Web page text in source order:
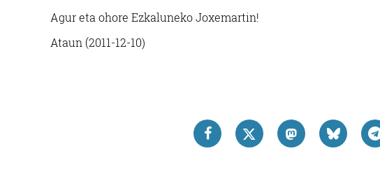
Agur eta ohore Ezkaluneko Joxemartin!
Ataun (2011-12-10)